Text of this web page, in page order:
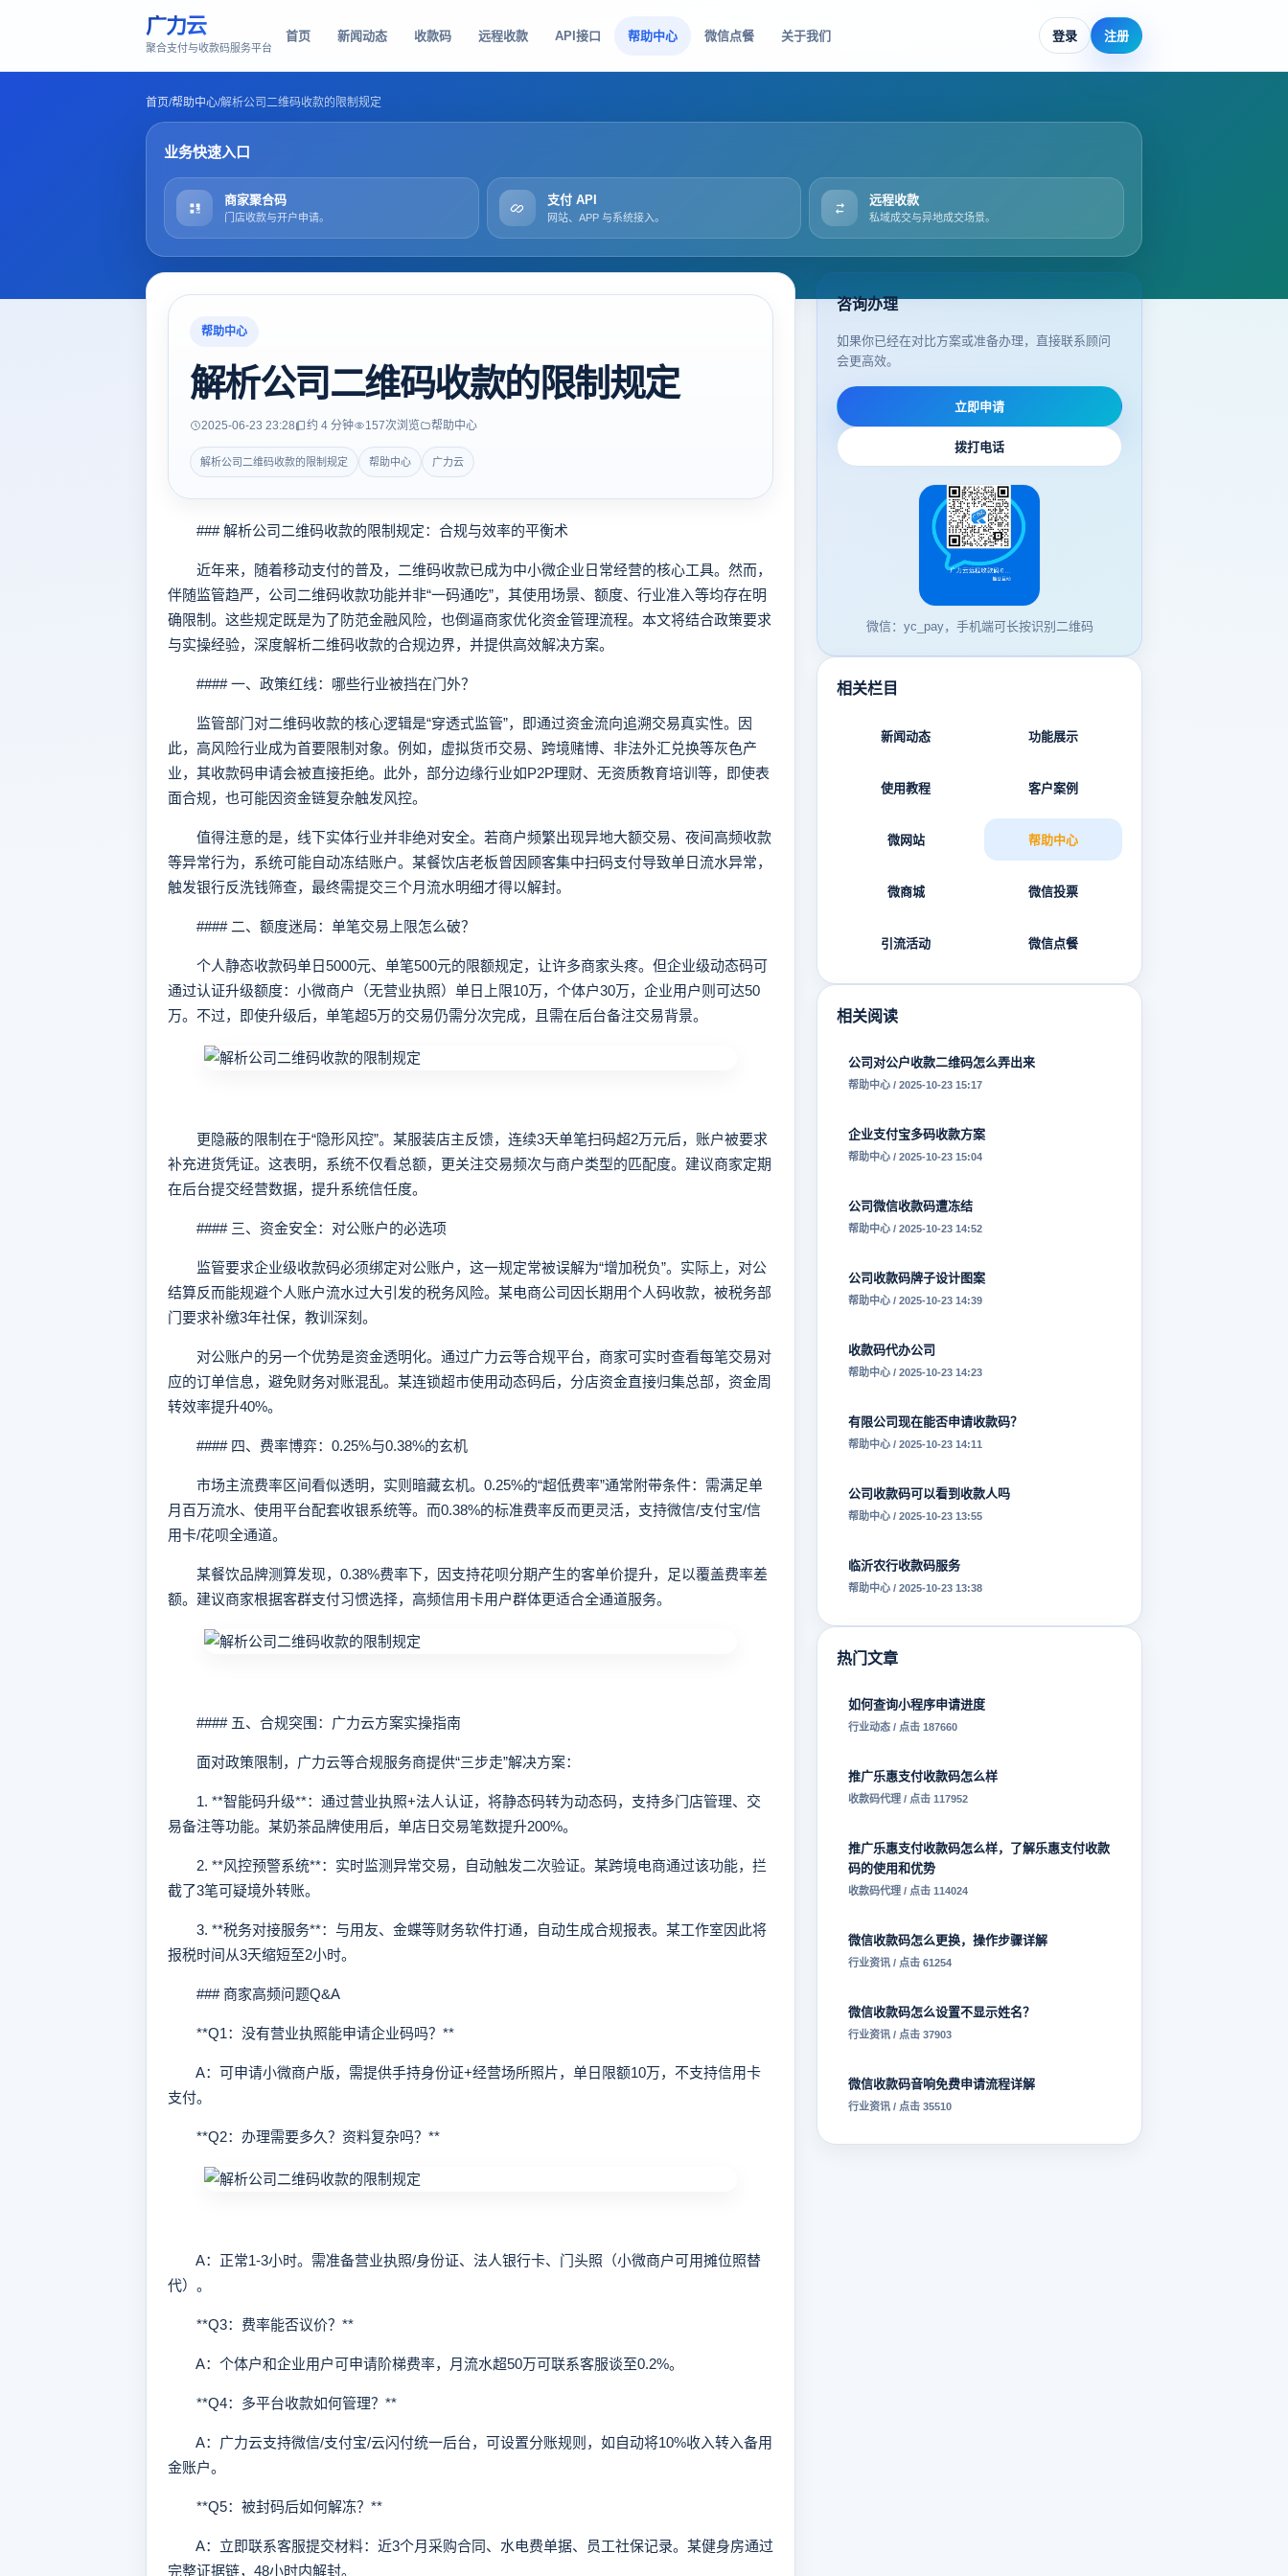
广力云
聚合支付与收款码服务平台
首页 新闻动态 收款码 远程收款 API接口 帮助中心 微信点餐 关于我们 登录 注册
首页/帮助中心/解析公司二维码收款的限制规定
业务快速入口
商家聚合码
门店收款与开户申请。
支付 API
网站、APP 与系统接入。
远程收款
私域成交与异地成交场景。
帮助中心
解析公司二维码收款的限制规定
2025-06-23 23:28 约 4 分钟 157次浏览 帮助中心
解析公司二维码收款的限制规定 帮助中心 广力云
### 解析公司二维码收款的限制规定：合规与效率的平衡术
近年来，随着移动支付的普及，二维码收款已成为中小微企业日常经营的核心工具。然而，
伴随监管趋严，公司二维码收款功能并非“一码通吃”，其使用场景、额度、行业准入等均存在明
确限制。这些规定既是为了防范金融风险，也倒逼商家优化资金管理流程。本文将结合政策要求
与实操经验，深度解析二维码收款的合规边界，并提供高效解决方案。
#### 一、政策红线：哪些行业被挡在门外？
监管部门对二维码收款的核心逻辑是“穿透式监管”，即通过资金流向追溯交易真实性。因
此，高风险行业成为首要限制对象。例如，虚拟货币交易、跨境赌博、非法外汇兑换等灰色产
业，其收款码申请会被直接拒绝。此外，部分边缘行业如P2P理财、无资质教育培训等，即使表
面合规，也可能因资金链复杂触发风控。
值得注意的是，线下实体行业并非绝对安全。若商户频繁出现异地大额交易、夜间高频收款
等异常行为，系统可能自动冻结账户。某餐饮店老板曾因顾客集中扫码支付导致单日流水异常，
触发银行反洗钱筛查，最终需提交三个月流水明细才得以解封。
#### 二、额度迷局：单笔交易上限怎么破？
个人静态收款码单日5000元、单笔500元的限额规定，让许多商家头疼。但企业级动态码可
通过认证升级额度：小微商户（无营业执照）单日上限10万，个体户30万，企业用户则可达50
万。不过，即使升级后，单笔超5万的交易仍需分次完成，且需在后台备注交易背景。
更隐蔽的限制在于“隐形风控”。某服装店主反馈，连续3天单笔扫码超2万元后，账户被要求
补充进货凭证。这表明，系统不仅看总额，更关注交易频次与商户类型的匹配度。建议商家定期
在后台提交经营数据，提升系统信任度。
#### 三、资金安全：对公账户的必选项
监管要求企业级收款码必须绑定对公账户，这一规定常被误解为“增加税负”。实际上，对公
结算反而能规避个人账户流水过大引发的税务风险。某电商公司因长期用个人码收款，被税务部
门要求补缴3年社保，教训深刻。
对公账户的另一个优势是资金透明化。通过广力云等合规平台，商家可实时查看每笔交易对
应的订单信息，避免财务对账混乱。某连锁超市使用动态码后，分店资金直接归集总部，资金周
转效率提升40%。
#### 四、费率博弈：0.25%与0.38%的玄机
市场主流费率区间看似透明，实则暗藏玄机。0.25%的“超低费率”通常附带条件：需满足单
月百万流水、使用平台配套收银系统等。而0.38%的标准费率反而更灵活，支持微信/支付宝/信
用卡/花呗全通道。
某餐饮品牌测算发现，0.38%费率下，因支持花呗分期产生的客单价提升，足以覆盖费率差
额。建议商家根据客群支付习惯选择，高频信用卡用户群体更适合全通道服务。
#### 五、合规突围：广力云方案实操指南
面对政策限制，广力云等合规服务商提供“三步走”解决方案：
1. **智能码升级**：通过营业执照+法人认证，将静态码转为动态码，支持多门店管理、交
易备注等功能。某奶茶品牌使用后，单店日交易笔数提升200%。
2. **风控预警系统**：实时监测异常交易，自动触发二次验证。某跨境电商通过该功能，拦
截了3笔可疑境外转账。
3. **税务对接服务**：与用友、金蝶等财务软件打通，自动生成合规报表。某工作室因此将
报税时间从3天缩短至2小时。
### 商家高频问题Q&A
**Q1：没有营业执照能申请企业码吗？**
A：可申请小微商户版，需提供手持身份证+经营场所照片，单日限额10万，不支持信用卡
支付。
**Q2：办理需要多久？资料复杂吗？**
A：正常1-3小时。需准备营业执照/身份证、法人银行卡、门头照（小微商户可用摊位照替
代）。
**Q3：费率能否议价？**
A：个体户和企业用户可申请阶梯费率，月流水超50万可联系客服谈至0.2%。
**Q4：多平台收款如何管理？**
A：广力云支持微信/支付宝/云闪付统一后台，可设置分账规则，如自动将10%收入转入备用
金账户。
**Q5：被封码后如何解冻？**
A：立即联系客服提交材料：近3个月采购合同、水电费单据、员工社保记录。某健身房通过
完整证据链，48小时内解封。
咨询办理
如果你已经在对比方案或准备办理，直接联系顾问
会更高效。
立即申请
拨打电话
微信：yc_pay，手机端可长按识别二维码
相关栏目
新闻动态 功能展示
使用教程 客户案例
微网站 帮助中心
微商城 微信投票
引流活动 微信点餐
相关阅读
公司对公户收款二维码怎么弄出来
帮助中心 / 2025-10-23 15:17
企业支付宝多码收款方案
帮助中心 / 2025-10-23 15:04
公司微信收款码遭冻结
帮助中心 / 2025-10-23 14:52
公司收款码牌子设计图案
帮助中心 / 2025-10-23 14:39
收款码代办公司
帮助中心 / 2025-10-23 14:23
有限公司现在能否申请收款码？
帮助中心 / 2025-10-23 14:11
公司收款码可以看到收款人吗
帮助中心 / 2025-10-23 13:55
临沂农行收款码服务
帮助中心 / 2025-10-23 13:38
热门文章
如何查询小程序申请进度
行业动态 / 点击 187660
推广乐惠支付收款码怎么样
收款码代理 / 点击 117952
推广乐惠支付收款码怎么样，了解乐惠支付收款
码的使用和优势
收款码代理 / 点击 114024
微信收款码怎么更换，操作步骤详解
行业资讯 / 点击 61254
微信收款码怎么设置不显示姓名？
行业资讯 / 点击 37903
微信收款码音响免费申请流程详解
行业资讯 / 点击 35510